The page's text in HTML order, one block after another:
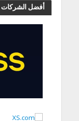
أفضل الشركات